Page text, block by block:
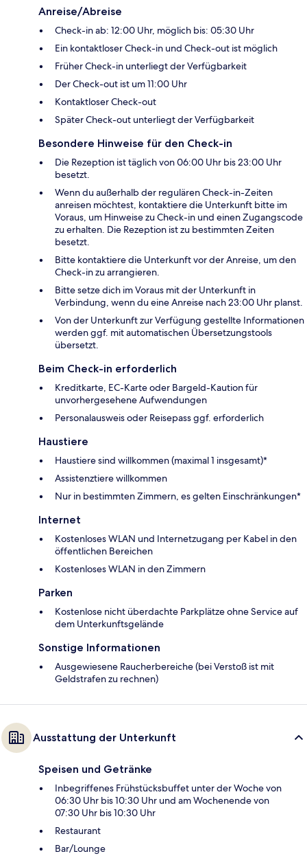
Anreise/Abreise
Check-in ab: 12:00 Uhr, möglich bis: 05:30 Uhr
Ein kontaktloser Check-in und Check-out ist möglich
Früher Check-in unterliegt der Verfügbarkeit
Der Check-out ist um 11:00 Uhr
Kontaktloser Check-out
Später Check-out unterliegt der Verfügbarkeit
Besondere Hinweise für den Check-in
Die Rezeption ist täglich von 06:00 Uhr bis 23:00 Uhr
besetzt.
Wenn du außerhalb der regulären Check-in-Zeiten
anreisen möchtest, kontaktiere die Unterkunft bitte im
Voraus, um Hinweise zu Check-in und einen Zugangscode
zu erhalten. Die Rezeption ist zu bestimmten Zeiten
besetzt.
Bitte kontaktiere die Unterkunft vor der Anreise, um den
Check-in zu arrangieren.
Bitte setze dich im Voraus mit der Unterkunft in
Verbindung, wenn du eine Anreise nach 23:00 Uhr planst.
Von der Unterkunft zur Verfügung gestellte Informationen
werden ggf. mit automatischen Übersetzungstools
übersetzt.
Beim Check-in erforderlich
Kreditkarte, EC-Karte oder Bargeld-Kaution für
unvorhergesehene Aufwendungen
Personalausweis oder Reisepass ggf. erforderlich
Haustiere
Haustiere sind willkommen (maximal 1 insgesamt)*
Assistenztiere willkommen
Nur in bestimmten Zimmern, es gelten Einschränkungen*
Internet
Kostenloses WLAN und Internetzugang per Kabel in den
öffentlichen Bereichen
Kostenloses WLAN in den Zimmern
Parken
Kostenlose nicht überdachte Parkplätze ohne Service auf
dem Unterkunftsgelände
Sonstige Informationen
Ausgewiesene Raucherbereiche (bei Verstoß ist mit
Geldstrafen zu rechnen)
Ausstattung der Unterkunft
Speisen und Getränke
Inbegriffenes Frühstücksbuffet unter der Woche von
06:30 Uhr bis 10:30 Uhr und am Wochenende von
07:30 Uhr bis 10:30 Uhr
Restaurant
Bar/Lounge